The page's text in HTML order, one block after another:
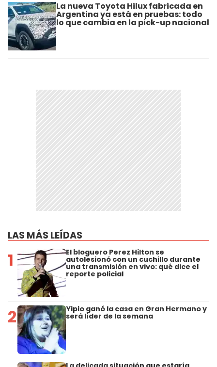
La nueva Toyota Hilux fabricada en
Argentina ya está en pruebas: todo
lo que cambia en la pick-up nacional
LAS MÁS LEÍDAS
1 El bloguero Perez Hilton se
autolesionó con un cuchillo durante
una transmisión en vivo: qué dice el
reporte policial
2 Yipio ganó la casa en Gran Hermano y
será líder de la semana